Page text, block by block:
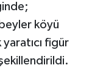
köyü
figür